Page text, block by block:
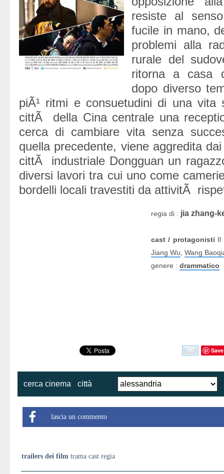
resiste al
fucile in mano,
problemi alla
rurale del
ritorna a casa
dopo diverso
piÃ¹ ritmi e consuetudini di una vita
cittÃ della Cina centrale una
cerca di cambiare vita senza
quella precedente, viene aggredita
cittÃ industriale Dongguan un
diversi lavori tra cui uno come
bordelli locali travestiti da attivitÃ
regia di : jia zhang-
cast / protagonisti Il
Jiang Wu Wang
genere : drammatico
Save
cerca cinema città
lascia un commento
trailers dei film trama cast regia